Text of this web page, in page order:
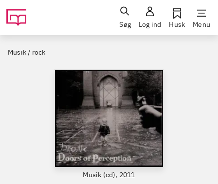
Søg Log ind Husk Menu
Musik / rock
Musik (cd), 2011